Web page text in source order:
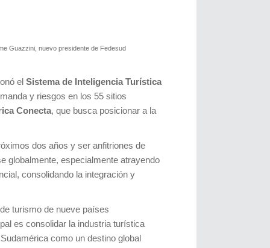
Guazzini, nuevo presidente de Fedesud
el Sistema de Inteligencia Turística
y riesgos en los 55 sitios
Conecta, que busca posicionar a la
dos años y ser anfitriones de
globalmente, especialmente atrayendo
consolidando la integración y
turismo de nueve países
es consolidar la industria turística
como un destino global